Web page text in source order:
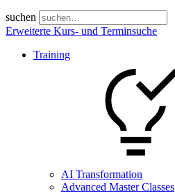
suchen
Erweiterte Kurs- und Terminsuche
Training
AI Transformation
Advanced Master Classes